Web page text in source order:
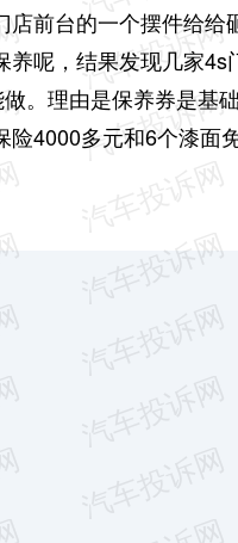
店前台的一个摆件给
养呢，结果发现几家
。理由是保养券是基
险4000多元和6个漆面